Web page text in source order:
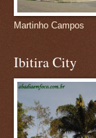
Martinho Campos
Ibitira City